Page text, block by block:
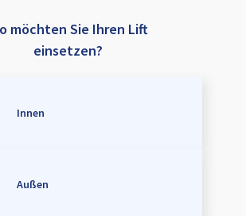
möchten Sie Ihren Lift
einsetzen?
Innen
Außen